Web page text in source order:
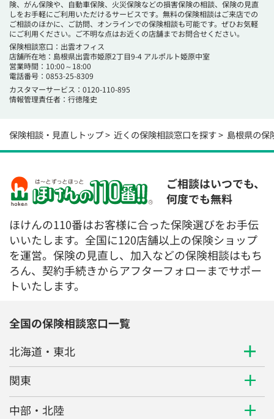
険、がん保険や、自動車保険、火災保険などの損害保険の相談、保険の見直
しをお手軽にご利用いただけるサービスです。無料の保険相談はご来店での
ご相談のほかに、ご訪問、オンラインでの保険相談も可能です。ぜひお気軽
にご利用ください。ご不明な点はお近くの店舗までお問合せください。
保険相談窓口：出雲オフィス
店舗所在地：島根県出雲市姫原2丁目9-4 アルポルト姫原中室
営業時間：10:00～18:00
電話番号：0853-25-8309
カスタマーサービス：0120-110-895
情報管理責任者：行徳隆史
保険相談・見直しトップ 近くの保険相談窓口を探す 島根県の保
ご相談はいつでも、
何度でも無料
ほけんの110番はお客様に合った保険選びをお手伝
いいたします。全国に120店舗以上の保険ショップ
を運営。保険の見直し、加入などの保険相談はもち
ろん、契約手続きからアフターフォローまでサポー
トいたします。
全国の保険相談窓口一覧
北海道・東北
関東
中部・北陸